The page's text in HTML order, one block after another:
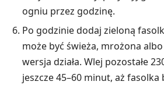
ogniu przez godzinę.
Po godzinie dodaj zieloną
może być świeża, mrożona
wersja działa. Wlej pozostałe
jeszcze 45–60 minut, aż fasolka